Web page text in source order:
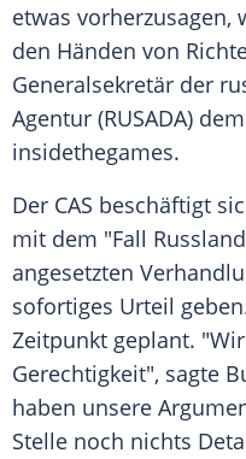
etwas vorherzusagen,
den Händen von
Generalsekretär der
Agentur (RUSADA)
insidethegames.
Der CAS beschäftigt
mit dem "Fall Russland
angesetzten
sofortiges Urteil
Zeitpunkt geplant.
Gerechtigkeit", sagte
haben unsere
Stelle noch nichts